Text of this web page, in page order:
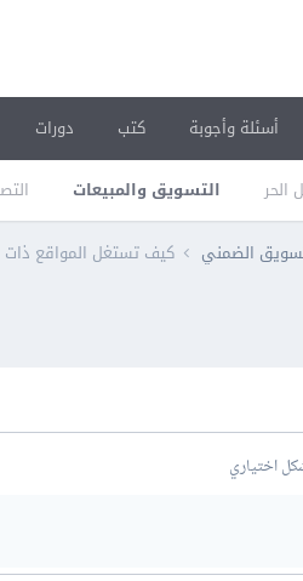
الحر التسويق والمبيعات
أسئلة وأجوبة كتب دورات
الضمني كيف تستغل المواقع ذات
اختياري